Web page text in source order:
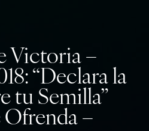
Victoria –
“Declara la
tu Semilla”
–